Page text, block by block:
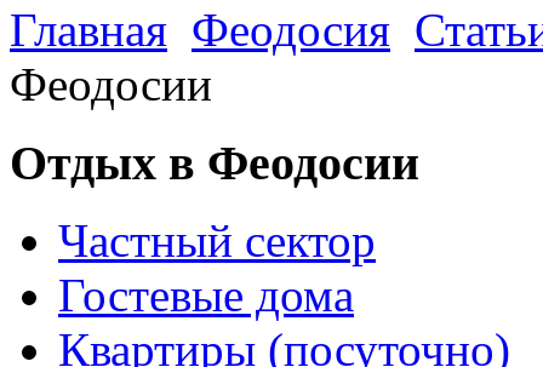
Главная Феодосия
Феодосии
Отдых в Феодосии
Частный сектор
Гостевые дома
Квартиры (посуточно)